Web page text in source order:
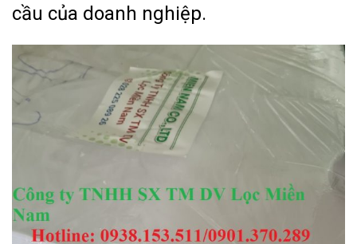
cầu của doanh nghiệp.